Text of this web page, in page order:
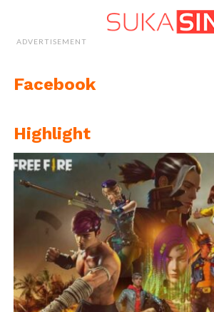
ADVERTISEMENT
Facebook
Highlight